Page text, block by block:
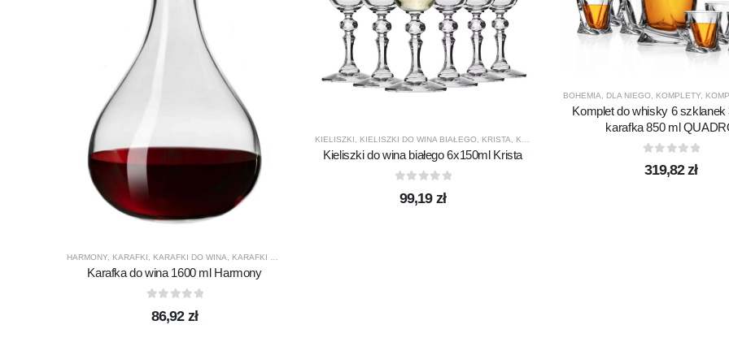
HARMONY KARAFKI KARAFKI DO WINA KARAFKI DO WODY
Karafka do wina 1600 ml Harmony
86,92 zł
KIELISZKI, KIELISZKI DO WINA BIAŁEGO, KRISTA, KROSNO GLASS
Kieliszki do wina białego 6x150ml Krista
99,19 zł
BOHEMIA DLA NIEGO KOMPLETY
Komplet do whisky 6 szklanek
karafka 850 ml
319,82zł